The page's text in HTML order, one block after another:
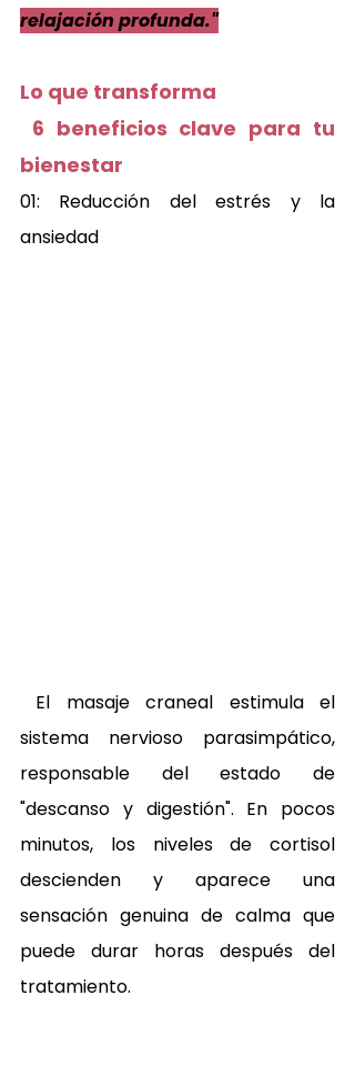
relajación profunda."
Lo que transforma
6 beneficios clave para tu
bienestar
01: Reducción del estrés y la
ansiedad
El masaje craneal estimula el
sistema nervioso parasimpático,
responsable del estado de
"descanso y digestión". En pocos
minutos, los niveles de cortisol
descienden y aparece una
sensación genuina de calma que
puede durar horas después del
tratamiento.